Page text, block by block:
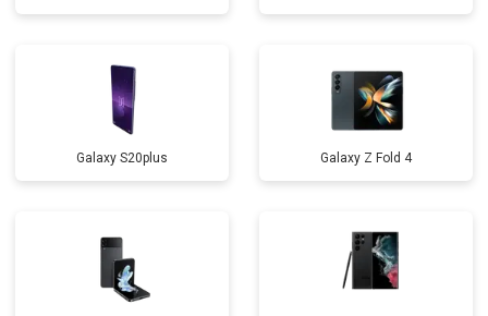
Galaxy S20plus Galaxy Z Fold 4